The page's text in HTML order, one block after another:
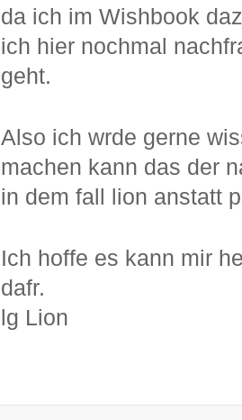
da ich im Wishbook
ich hier nochmal
geht.
Also ich wrde gerne
machen kann das der
in dem fall lion anstatt
Ich hoffe es kann mir
dafr.
lg Lion